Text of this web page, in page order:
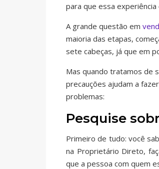
para que essa
A grande questão em
maioria das etapas,
sete cabeças, já que em
Mas quando tratamos de
precauções ajudam a
problemas:
Pesquise
Primeiro de tudo: você
na Proprietário Direto,
que a pessoa com quem